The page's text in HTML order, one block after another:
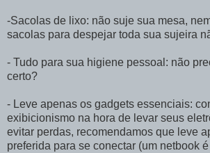
-Sacolas de lixo: não suje sua mesa,
sacolas para despejar toda sua sujeira
- Tudo para sua higiene pessoal: não
certo?
- Leve apenas os gadgets essenciais:
exibicionismo na hora de levar seus
evitar perdas, recomendamos que leve
preferida para se conectar (um netbook